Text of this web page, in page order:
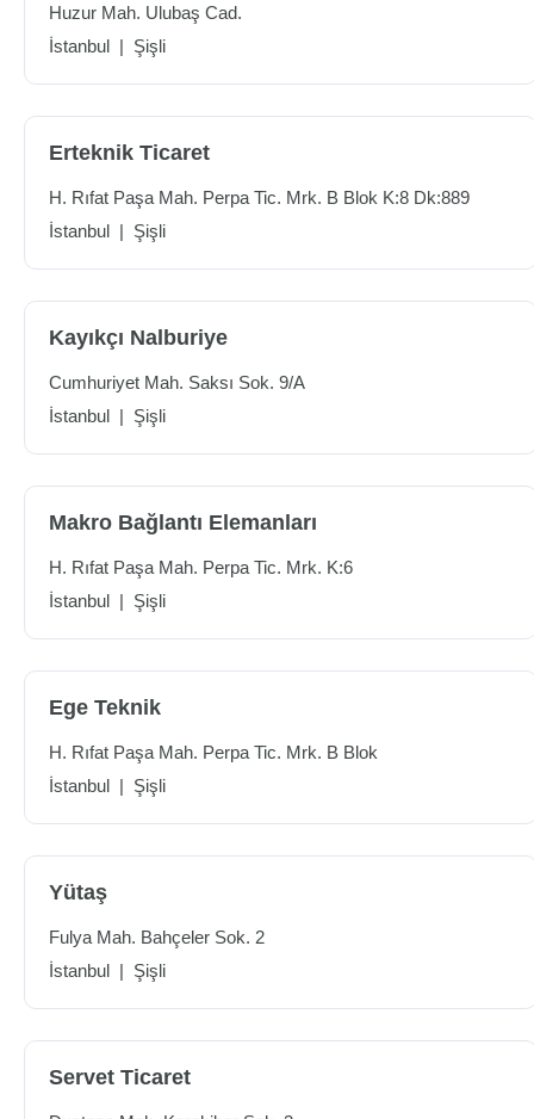
Huzur Mah. Ulubaş Cad.
İstanbul | Şişli
Erteknik Ticaret
H. Rıfat Paşa Mah. Perpa Tic. Mrk. B Blok K:8 Dk:889
İstanbul | Şişli
Kayıkçı Nalburiye
Cumhuriyet Mah. Saksı Sok. 9/A
İstanbul | Şişli
Makro Bağlantı Elemanları
H. Rıfat Paşa Mah. Perpa Tic. Mrk. K:6
İstanbul | Şişli
Ege Teknik
H. Rıfat Paşa Mah. Perpa Tic. Mrk. B Blok
İstanbul | Şişli
Yütaş
Fulya Mah. Bahçeler Sok. 2
İstanbul | Şişli
Servet Ticaret